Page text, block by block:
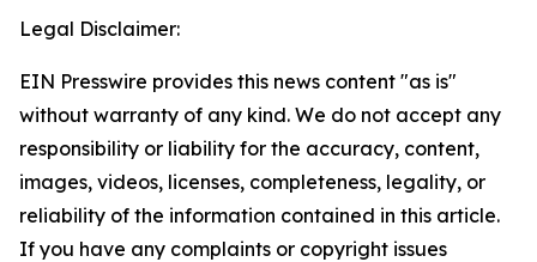
Legal Disclaimer:
EIN Presswire provides this news content "as is"
without warranty of any kind. We do not accept any
responsibility or liability for the accuracy, content,
images, videos, licenses, completeness, legality, or
reliability of the information contained in this article.
If you have any complaints or copyright issues